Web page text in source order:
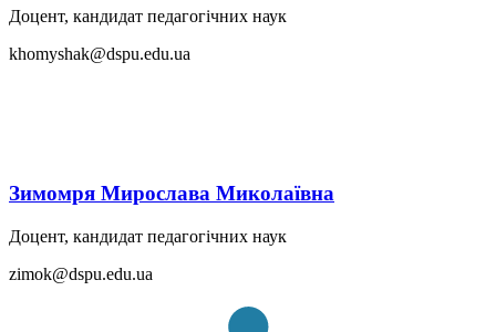
Доцент, кандидат педагогічних наук
khomyshak@dspu.edu.ua
Зимомря Мирослава Миколаївна
Доцент, кандидат педагогічних наук
zimok@dspu.edu.ua